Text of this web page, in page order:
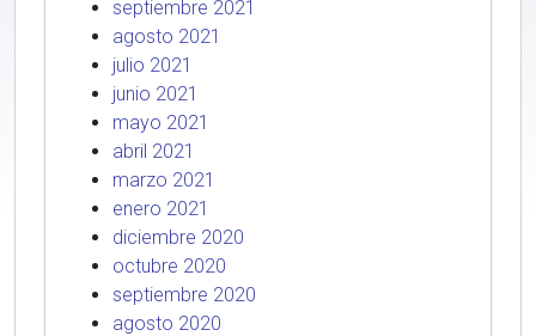
septiembre 2021
agosto 2021
julio 2021
junio 2021
mayo 2021
abril 2021
marzo 2021
enero 2021
diciembre 2020
octubre 2020
septiembre 2020
agosto 2020